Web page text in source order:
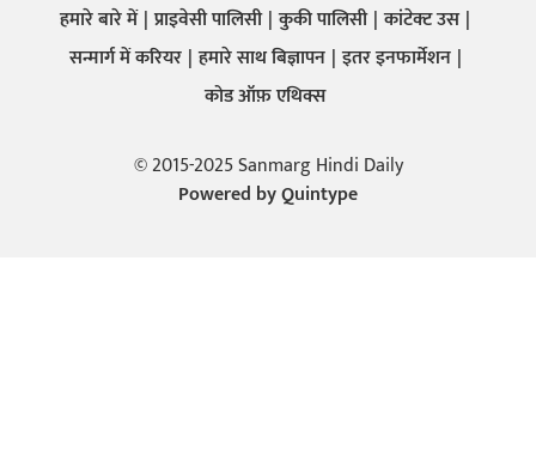
हमारे बारे में प्राइवेसी पालिसी कुकी पालिसी कांटेक्ट उस
सन्मार्ग में करियर हमारे साथ बिज्ञापन इतर इनफार्मेशन
कोड ऑफ़ एथिक्स
© 2015-2025 Sanmarg Hindi Daily
Powered byQuintype